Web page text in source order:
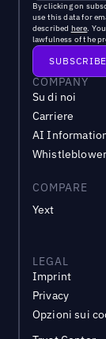
By clicking on
use this data for
described here.
lawfulness of the
COMPANY
Su di noi
Carriere
AI
Whistleblower
COMPARE
Yext
LEGAL
Imprint
Privacy
Opzioni sui